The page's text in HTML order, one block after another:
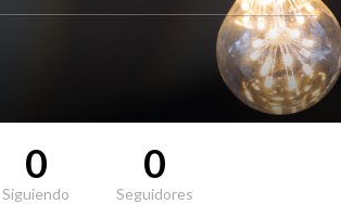
0
Siguiendo
0
Seguidores